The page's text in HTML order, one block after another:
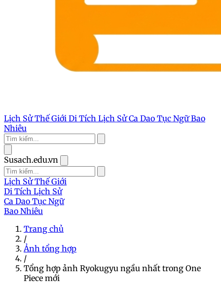
Lịch Sử Thế Giới Di Tích Lịch SửCa Dao Tục NgữBao
Nhiêu
Susach.edu.vn
Lịch Sử Thế Giới
Di Tích Lịch Sử
Ca Dao Tục Ngữ
Bao Nhiêu
Trang chủ
/
Ảnh tổng hợp
/
Tổng hợp ảnh Ryokugyu ngầu nhất trong One
Piece mới